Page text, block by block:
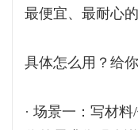
最便宜、最耐心的
具体怎么用？给
· 场景一：写材